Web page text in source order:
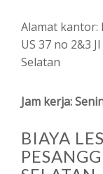
Alamat kantor:
US 37 no 2&3
Selatan
Jam kerja:
BIAYA